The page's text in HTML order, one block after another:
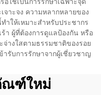
าะจง ความหลากหลายของ
ให้เหมาะสำหรับประชากร
า ผู้ที่ต้องการดูแลป้องกัน หรือ
จ่างใสตามธรรมชาติของรอย
ารับการรักษาจากผู้เชี่ยวชาญ
ณฑ์ใหม่